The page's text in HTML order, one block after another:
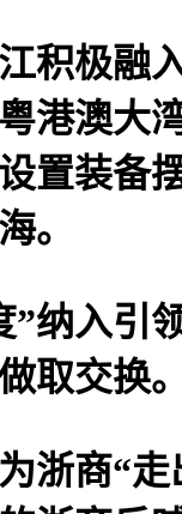
极融
港澳大
置装备
。
入引
取交换。
商“走